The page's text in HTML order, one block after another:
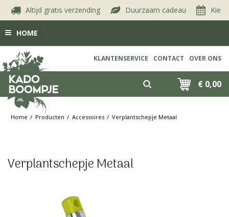
HOME
Home Producten Accessoires Verplantschepje Metaal
KLANTENSERVICE CONTACT OVER ONS
Altijd gratis verzending Duurzaam cadeau Kies
€ 0,00
Verplantschepje Metaal